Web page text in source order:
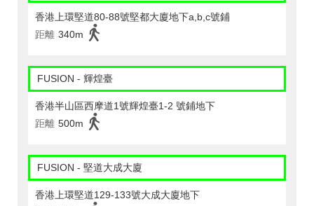
香港上環堅道80-88號堅都大廈地下a,b,c號鋪
距離 340m
FUSION - 輝煌臺
香港半山區西摩道1號輝煌臺1-2 號鋪地下
距離 500m
FUSION - 堅道大成大廈
香港上環堅道129-133號大成大廈地下